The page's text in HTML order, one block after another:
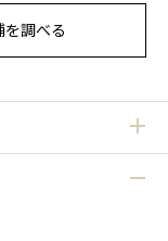
調べる